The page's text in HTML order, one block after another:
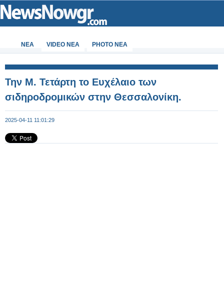
ΝΕΑ VIDEO NEA PHOTO NEA
Την Μ. Τετάρτη το Ευχέλαιο των
σιδηροδρομικών στην Θεσσαλονίκη.
2025-04-11 11:01:29